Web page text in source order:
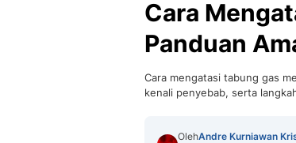
Cara
Panduan
Cara mengatasi tabung gas
kenali penyebab, serta
OlehAndre Kurniawan